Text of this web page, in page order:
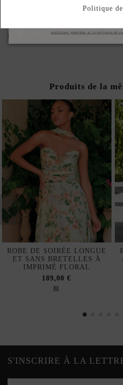
DESCRIPTION
Produits de la
ROBE DE SOIRÉE LONGUE
ET SANS BRETELLES À
IMPRIMÉ FLORAL
189,00 €
S'INSCRIRE À LA
conditions générales et la politique de
Politique